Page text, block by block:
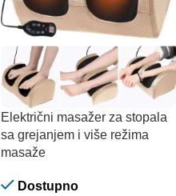
Električni masažer za stopala
sa grejanjem i više režima
masaže
Dostupno